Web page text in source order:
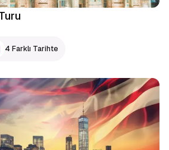
4 Farklı Tarihte